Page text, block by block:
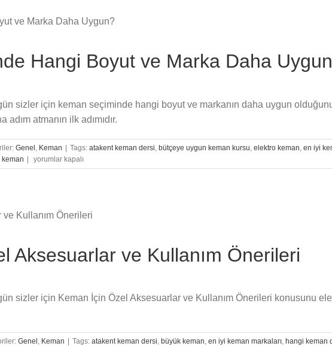
Parmak
Nota
OkumaHangi Boyut ve Marka Daha
sizler için keman seçiminde hangi boyut ve markanın daha uygun
atmanın ilk adımıdır.
Genel Keman | Tags: atakent keman dersi bütçeye uygun keman kursu elektro keman en iyi
keman |
Keman
Seçiminde
Marka
yorumlar kapalı
Aksesuarlar ve Kullanım Önerileri
sizler için Keman İçin Özel Aksesuarlar ve Kullanım Önerileri konusunu
Genel Keman | Tags: atakent keman dersi büyük keman en iyi keman markaları hangi keman